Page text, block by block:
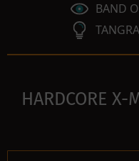
BAND
HARDCORE X-